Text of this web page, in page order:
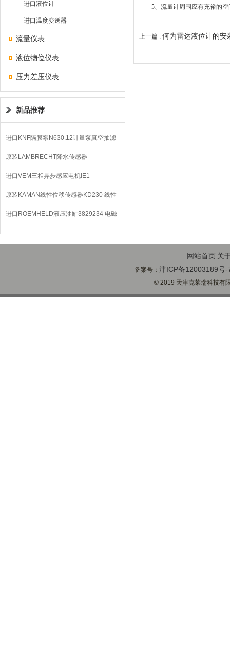
进口液位计
进口温度变送器
流量仪表
液位物位仪表
压力差压仪表
新品推荐
进口KNF隔膜泵N630.12计量泵真空抽滤
泵价格
原装LAMBRECHT降水传感器
00.14575.20气象仪
进口VEM三相异步感应电机IE1-
K21R80G4马达
原装KAMAN线性位移传感器KD230 线性
编码器
进口ROEMHELD液压油缸3829234 电磁
阀定位器
5、流量计周围应有充裕的空
上一篇 : 何为雷达液位计的安
网站首页 关
备案号：津ICP备12003189号-
© 2019 天津克莱瑞科技有